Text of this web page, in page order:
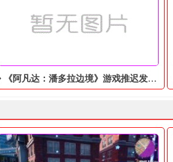
《阿凡达：潘多拉边境》游戏推迟发售，玩法粗糙